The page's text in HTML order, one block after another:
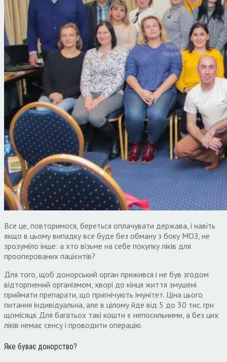
Все це, повторимося, береться оплачувати держава, і навіть
якщо в цьому випадку все буде без обману з боку МОЗ, не
зрозуміло інше: а хто візьме на себе покупку ліків для
прооперованих пацієнтів?
Для того, щоб донорський орган прижився і не був згодом
відторгнений організмом, хворі до кінця життя змушені
приймати препарати, що пригнічують імунітет. Ціна цього
питання індивідуальна, але в цілому йде від 5 до 30 тис. грн
щомісяця. Для багатьох такі кошти є непосильними, а без цих
ліків немає сенсу і проводити операцію.
Яке буває донорство?